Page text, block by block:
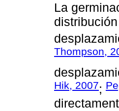
La
Thompson,
Hik, 2007;